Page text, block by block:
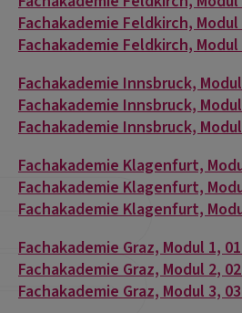
Fachakademie Feldkirch, Modul
Fachakademie Feldkirch, Modul
Fachakademie Innsbruck,
Fachakademie Innsbruck,
Fachakademie Innsbruck,
Fachakademie Klagenfurt,
Fachakademie Klagenfurt,
Fachakademie Klagenfurt,
Fachakademie Graz, Modul 1,
Fachakademie Graz, Modul 2,
Fachakademie Graz, Modul 3,